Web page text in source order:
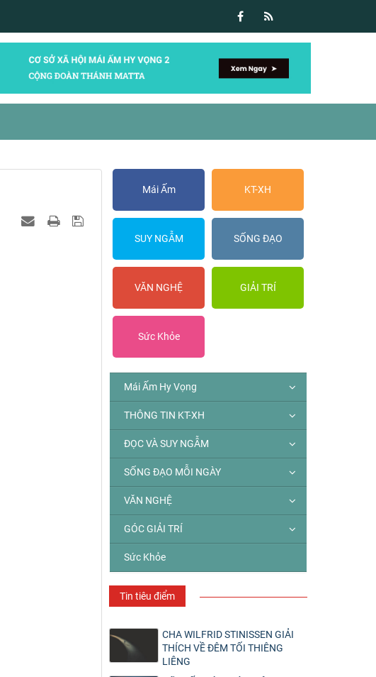
Mái Ấm KT-XH
SUY NGẪM SỐNG ĐẠO
VĂN NGHỆ GIẢI TRÍ
Sức Khỏe
Mái Ấm Hy Vọng
THÔNG TIN KT-XH
ĐỌC VÀ SUY NGẪM
SỐNG ĐẠO MỖI NGÀY
VĂN NGHỆ
GÓC GIẢI TRÍ
Sức Khỏe
Tin tiêu điểm
CHA WILFRID STINISSEN GIẢI
THÍCH VỀ ĐÊM TỐI THIÊNG
LIÊNG